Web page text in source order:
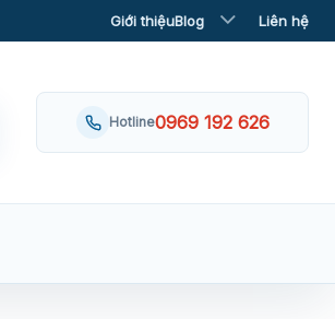
Giới thiệuBlog Liên hệ
Hotline0969 192 626